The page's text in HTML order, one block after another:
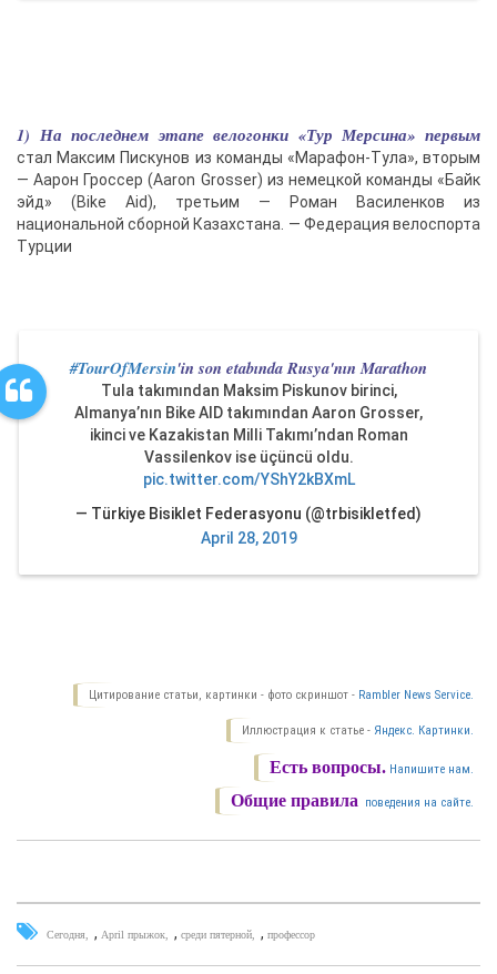
1) На последнем этапе велогонки «Тур Мерсина» первым
стал Максим Пискунов из команды «Марафон-Тула», вторым
— Аарон Гроссер (Aaron Grosser) из немецкой команды «Байк
эйд» (Bike Aid), третьим — Роман Василенков из
национальной сборной Казахстана. — Федерация велоспорта
Турции
#TourOfMersin'in son etabında Rusya'nın Marathon
Tula takımından Maksim Piskunov birinci,
Almanya’nın Bike AID takımından Aaron Grosser,
ikinci ve Kazakistan Milli Takımı’ndan Roman
Vassilenkov ise üçüncü oldu.
pic.twitter.com/YShY2kBXmL
— Türkiye Bisiklet Federasyonu (@trbisikletfed)
April 28, 2019
Цитирование статьи, картинки - фото скриншот - Rambler News Service.
Иллюстрация к статье - Яндекс. Картинки.
Есть вопросы. Напишите нам.
Общие правила поведения на сайте.
Сегодня , April прыжок , среди пятерной , профессор